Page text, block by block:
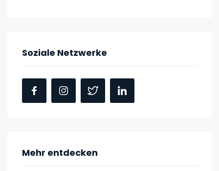
Soziale Netzwerke
Mehr entdecken